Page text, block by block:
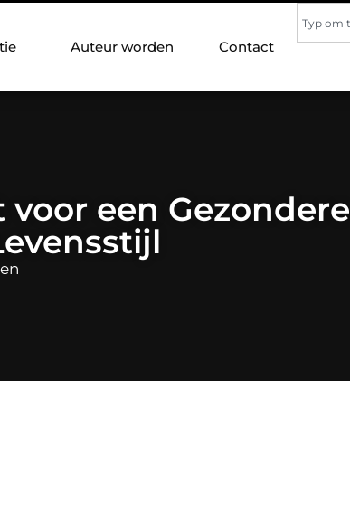
Auteur worden Contact
een Gezondere